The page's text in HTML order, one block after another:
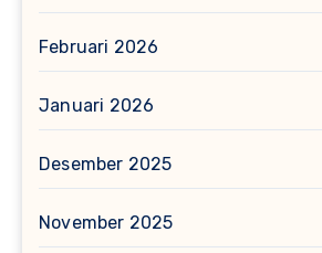
Februari 2026
Januari 2026
Desember 2025
November 2025